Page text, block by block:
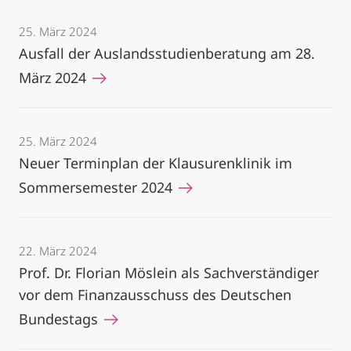
25. März 2024
Ausfall der Auslandsstudienberatung am 28.
März 2024
25. März 2024
Neuer Terminplan der Klausurenklinik im
Sommersemester 2024
22. März 2024
Prof. Dr. Florian Möslein als Sachverständiger
vor dem Finanzausschuss des Deutschen
Bundestags